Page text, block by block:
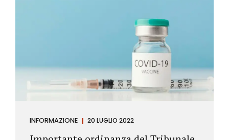
loro investimenti, mentre gli speculatori cercano...
INFORMAZIONE 20 LUGLIO 2022